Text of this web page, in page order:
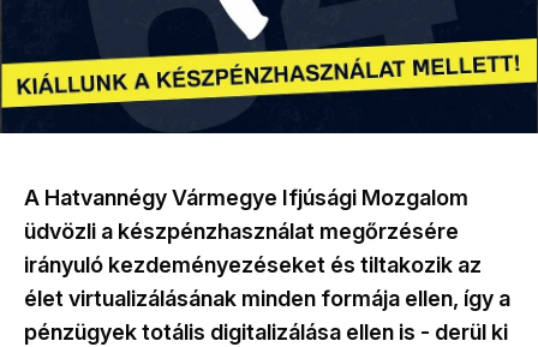
A Hatvannégy Vármegye Ifjúsági Mozgalom
üdvözli a készpénzhasználat megőrzésére
irányuló kezdeményezéseket és tiltakozik az
élet virtualizálásának minden formája ellen, így a
pénzügyek totális digitalizálása ellen is - derül ki